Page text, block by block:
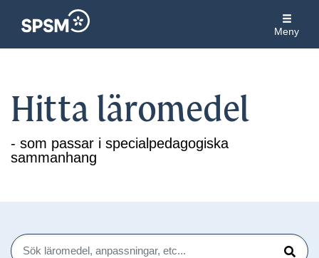
Meny
Hitta läromedel
- som passar i specialpedagogiska
sammanhang
Sök
Sök